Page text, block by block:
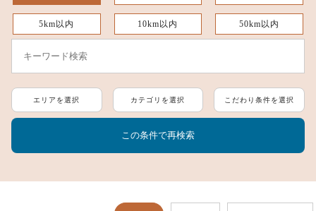
5km以内 10km以内 50km以内
エリアを選択 カテゴリを選択 こだわり条件を選択